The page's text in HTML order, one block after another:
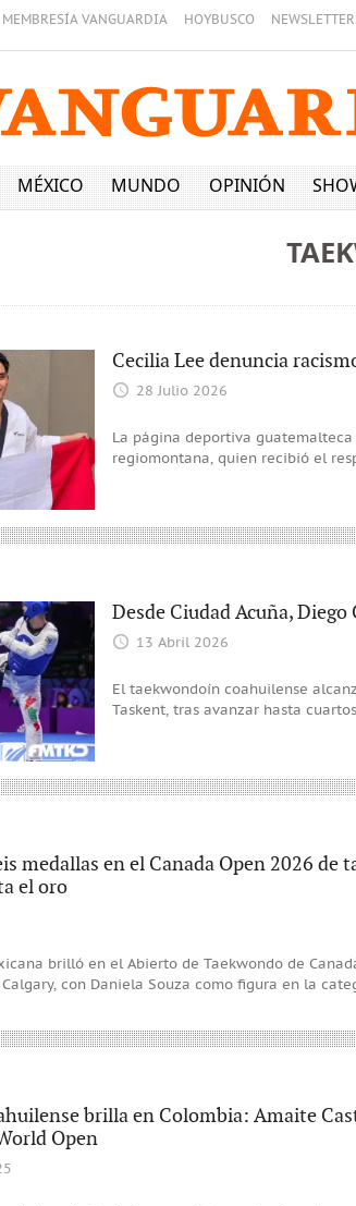
MEMBRESÍA VANGUARDIA HOYBUSCO
MÉXICO MUNDO OPINIÓN
Cecilia Lee denuncia
28 Julio 2026
La página deportiva
regiomontana, quien recibió el
Desde Ciudad Acuña,
13 Abril 2026
El taekwondoín coahuilense
Taskent, tras avanzar hasta
medallas en el Canada Open 2026 de
el oro
brilló en el Abierto de Taekwondo de
con Daniela Souza como figura en la
brilla en Colombia: Amaite
Open